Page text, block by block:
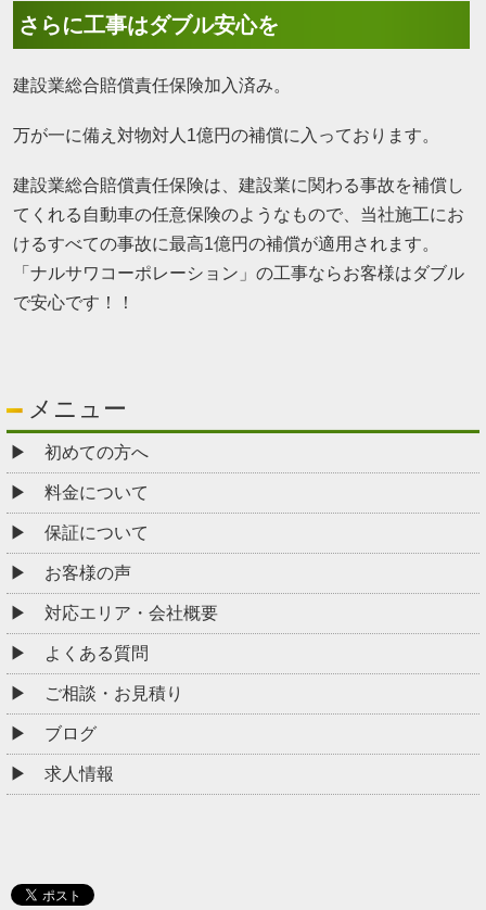
さらに工事はダブル安心を
建設業総合賠償責任保険加入済み。
万が一に備え対物対人1億円の補償に入っております。
建設業総合賠償責任保険は、建設業に関わる事故を補償し
てくれる自動車の任意保険のようなもので、当社施工にお
けるすべての事故に最高1億円の補償が適用されます。
「ナルサワコーポレーション」の工事ならお客様はダブル
で安心です！！
メニュー
初めての方へ
料金について
保証について
お客様の声
対応エリア・会社概要
よくある質問
ご相談・お見積り
ブログ
求人情報